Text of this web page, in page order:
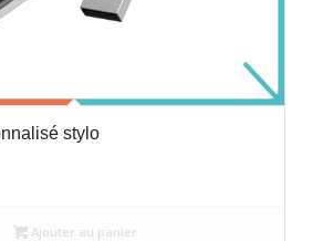
stylo
Ajouter au panier